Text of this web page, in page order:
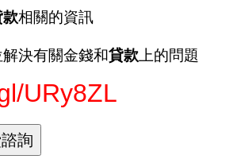
款相關的資訊
決有關金錢和貸款 上的問題
URy8ZL